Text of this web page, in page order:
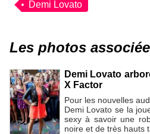
Demi Lovato
Les photos
Demi Lovato
X Factor
Pour les nouvelles
Demi Lovato se la
sexy à savoir une
noire et de très hauts